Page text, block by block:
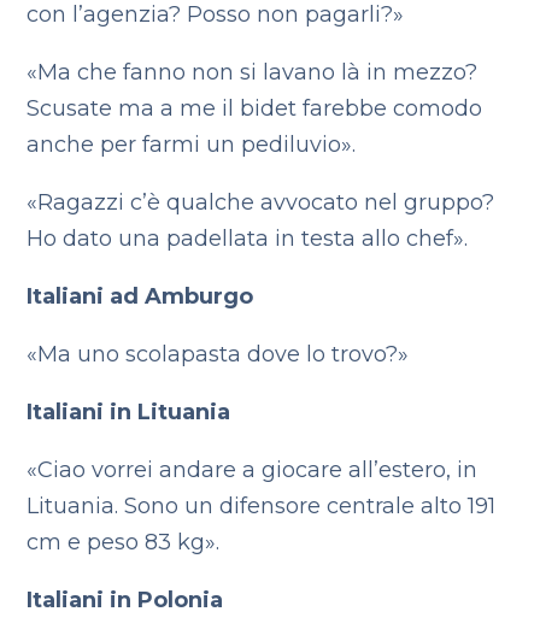
con l’agenzia? Posso non pagarli?»
«Ma che fanno non si lavano là in mezzo?
Scusate ma a me il bidet farebbe comodo
anche per farmi un pediluvio».
«Ragazzi c’è qualche avvocato nel gruppo?
Ho dato una padellata in testa allo chef».
Italiani ad Amburgo
«Ma uno scolapasta dove lo trovo?»
Italiani in Lituania
«Ciao vorrei andare a giocare all’estero, in
Lituania. Sono un difensore centrale alto 191
cm e peso 83 kg».
Italiani in Polonia